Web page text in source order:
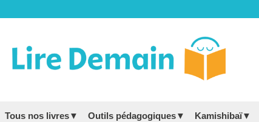
Tous nos livres▼ Outils pédagogiques▼ Kamishibaï▼